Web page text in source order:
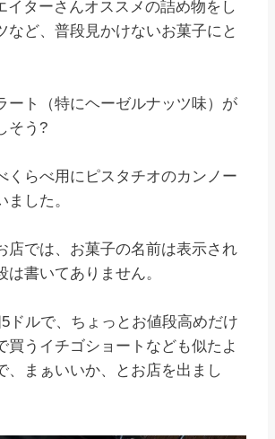
イターさんオススメの詰め物をし
など、普段見かけないお菓子にと
ート（特にヘーゼルナッツ味）が
そう?
くらべ用にピスタチオのカンノー
ました。
店では、お菓子の名前は表示され
は書いてありません。
ドルで、ちょっとお値段高めだけ
買うイチゴショートなども似たよ
、まぁいいか、とお店を出まし